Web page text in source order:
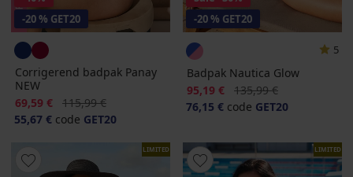
-20 % GET20
Corrigerend badpak Panay
NEW
Korting
69,59 € Oorspronkelijke prijs
115,99 €
55,67 € code GET20
-20 % GET20
5
Badpak Nautica Glow
Korting
95,19 € Oorspronkelijke prijs
135,99 €
76,15 € code GET20
LIMITED LIMITED